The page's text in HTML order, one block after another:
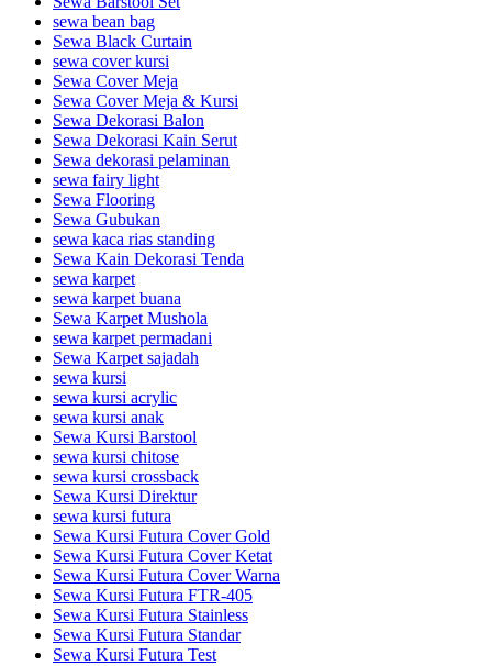
sewa bean bag
Sewa Black Curtain
sewa cover kursi
Sewa Cover Meja
Sewa Cover Meja & Kursi
Sewa Dekorasi Balon
Sewa Dekorasi Kain Serut
Sewa dekorasi pelaminan
sewa fairy light
Sewa Flooring
Sewa Gubukan
sewa kaca rias standing
Sewa Kain Dekorasi Tenda
sewa karpet
sewa karpet buana
Sewa Karpet Mushola
sewa karpet permadani
Sewa Karpet sajadah
sewa kursi
sewa kursi acrylic
sewa kursi anak
Sewa Kursi Barstool
sewa kursi chitose
sewa kursi crossback
Sewa Kursi Direktur
sewa kursi futura
Sewa Kursi Futura Cover Gold
Sewa Kursi Futura Cover Ketat
Sewa Kursi Futura Cover Warna
Sewa Kursi Futura FTR-405
Sewa Kursi Futura Stainless
Sewa Kursi Futura Standar
Sewa Kursi Futura Test